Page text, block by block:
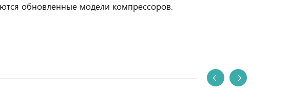
обновленные модели компрессоров.